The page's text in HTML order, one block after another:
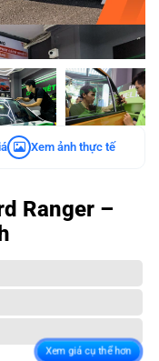
Xem ảnh thực tế
Ranger –
Xem giá cụ thể hơn